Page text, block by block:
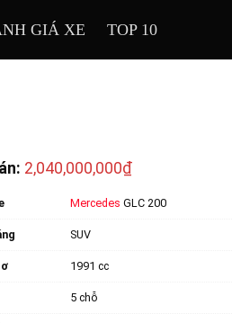
GIÁ XE TOP 10
2,040,000,000₫
Mercedes GLC 200
SUV
1991 cc
5 chỗ